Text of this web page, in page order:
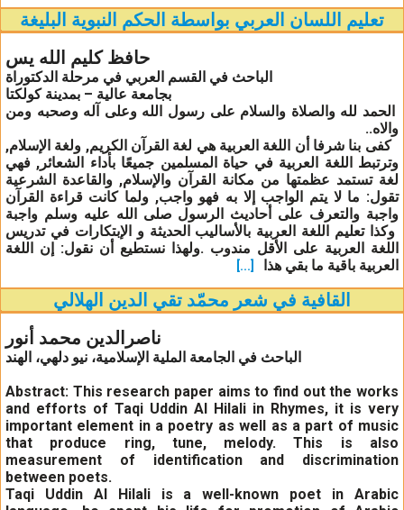
تعليم اللسان العربي بواسطة الحكم النبوية البليغة
حافظ كليم الله يس
الباحث في القسم العربي في مرحلة الدكتوراة
بجامعة عالية – بمدينة كولكتا
الحمد لله والصلاة والسلام على رسول الله وعلى آله وصحبه ومن
والاه..
كفى بنا شرفا أن اللغة العربية هي لغة القرآن الكريم, ولغة الإسلام,
وترتبط اللغة العربية في حياة المسلمين جميعًا بأداء الشعائر, فهي
لغة تستمد عظمتها من مكانة القرآن والإسلام, والقاعدة الشرعية
تقول: ما لا يتم الواجب إلا به فهو واجب, ولما كانت قراءة القرآن
واجبة والتعرف على أحاديث الرسول صلى الله عليه وسلم واجبة
وكذا تعليم اللغة العربية بالأساليب الحديثة و الإبتكارات في تدريس
اللغة العربية على الأقل مندوب .ولهذا نستطيع أن نقول: إن اللغة
العربية باقية ما بقي هذا
[...]
القافية في شعر محمّد تقي الدين الهلالي
ناصرالدين محمد أنور
الباحث في الجامعة الملية الإسلامية، نيو دلهي، الهند
Abstract: This research paper aims to find out the works
and efforts of Taqi Uddin Al Hilali in Rhymes, it is very
important element in a poetry as well as a part of music
that produce ring, tune, melody. This is also
measurement of identification and discrimination
between poets.
Taqi Uddin Al Hilali is a well-known poet in Arabic